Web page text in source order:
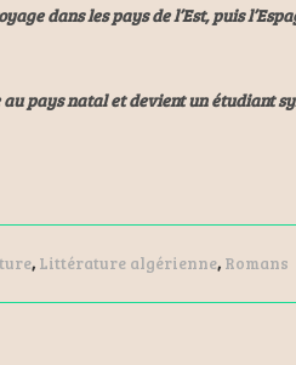
dans les pays de l’Est, puis
au pays natal et devient un étudiant
, Littérature algérienne, Romans